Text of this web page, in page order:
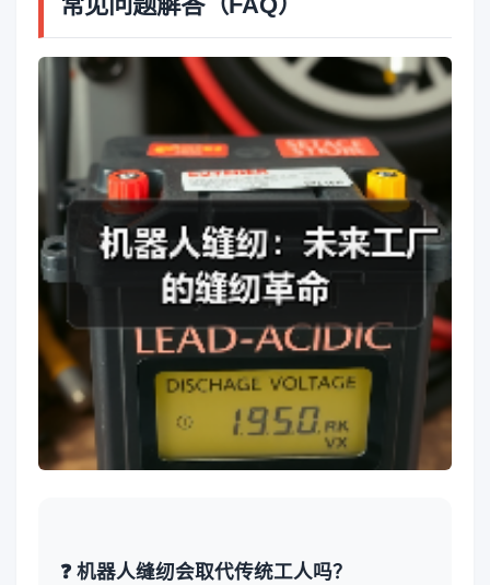
❓ 机器人缝纫会取代传统工人吗？